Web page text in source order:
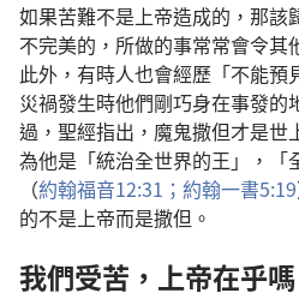
如果苦難不是上帝造成的，那該
不完美的，所做的事常常會令其
此外，有時人也會經歷「不能預
災禍發生時他們剛巧身在事發的
過，聖經指出，魔鬼撒但才是世
為他是「統治全世界的王」，「
（約翰福音12:31； 約翰一書5:19
的不是上帝而是撒但。
我們受苦，上帝在乎嗎